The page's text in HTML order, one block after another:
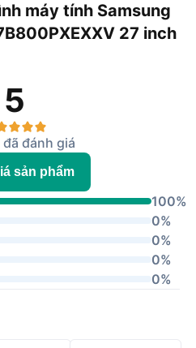
máy tính Samsung
27 inch
5
đánh giá
sản phẩm
100%
0%
0%
0%
0%